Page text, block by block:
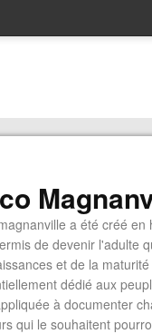
a été créé
de devenir l'adulte
et de la
dédié aux
à documenter
qui le souhaitent